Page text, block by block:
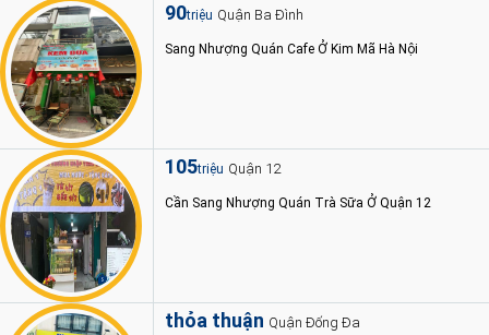
90triệu Quận Ba Đình
Sang Nhượng Quán Cafe Ở Kim Mã Hà Nội
105triệu Quận 12
Cần Sang Nhượng Quán Trà Sữa Ở Quận 12
thỏa thuận Quận Đống Đa